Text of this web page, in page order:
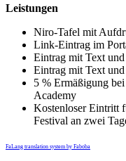
Leistungen
Niro-Tafel mit
Link-Eintrag im
Eintrag mit Text
Eintrag mit Text
5 % Ermäßigung
Academy
Kostenloser Eintritt
Festival an zwei
FaLang translation system by Faboba